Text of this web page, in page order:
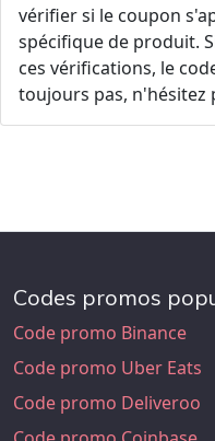
vérifier si le coupon
spécifique de produit.
ces vérifications, le
toujours pas, n'hésitez
Codes promos
Code promo Binance
Code promo Uber Eats
Code promo Deliveroo